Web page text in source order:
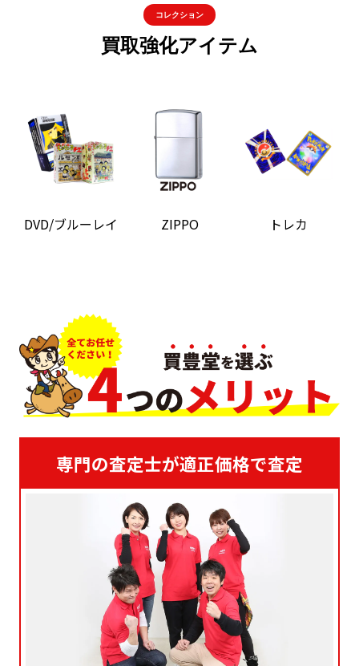
コレクション
買取強化アイテム
DVD/ブルーレイ ZIPPO トレカ
専門の査定士が適正価格で査定